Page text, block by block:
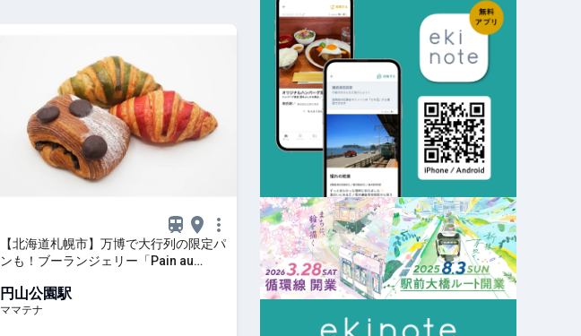
【北海道札幌市】万博で大行列の限定パ
ンも！ブーランジェリー「Pain au
ナ
円山公園駅
ママテナ